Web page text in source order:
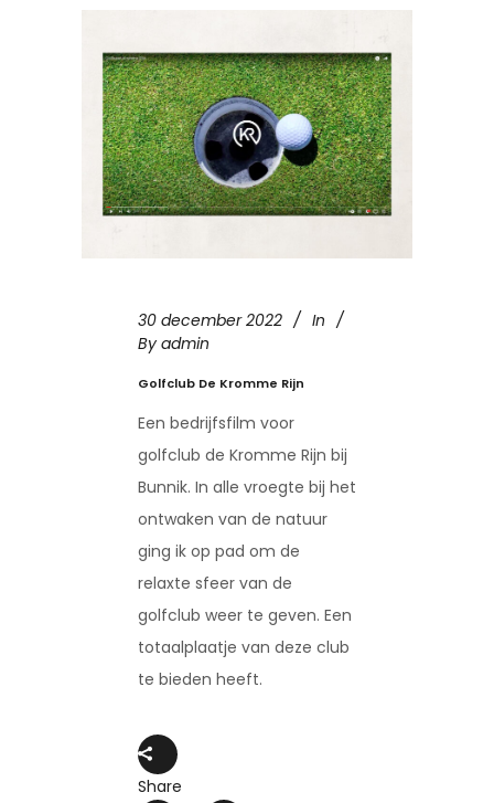
30 december 2022
In
By admin
Golfclub De Kromme Rijn
Een bedrijfsfilm voor
golfclub de Kromme Rijn bij
Bunnik. In alle vroegte bij het
ontwaken van de natuur
ging ik op pad om de
relaxte sfeer van de
golfclub weer te geven. Een
totaalplaatje van deze club
te bieden heeft.
Share